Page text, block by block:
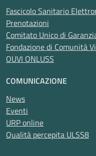
Fascicolo Sanitario
Prenotazioni
Comitato Unico di
Fondazione di Comunità
OUVI ONLUSS
COMUNICAZIONE
News
Eventi
URP online
Qualità percepita ULSS8